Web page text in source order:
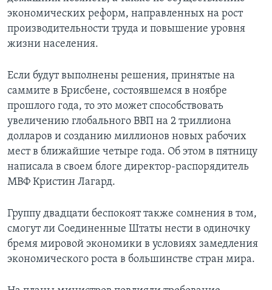
экономических реформ, направленных на рост
производительности труда и повышение уровня
жизни населения.
Если будут выполнены решения, принятые на
саммите в Брисбене, состоявшемся в ноябре
прошлого года, то это может способствовать
увеличению глобального ВВП на 2 триллиона
долларов и созданию миллионов новых рабочих
мест в ближайшие четыре года. Об этом в пятницу
написала в своем блоге директор-распорядитель
МВФ Кристин Лагард.
Группу двадцати беспокоят также сомнения в том,
смогут ли Соединенные Штаты нести в одиночку
бремя мировой экономики в условиях замедления
экономического роста в большинстве стран мира.